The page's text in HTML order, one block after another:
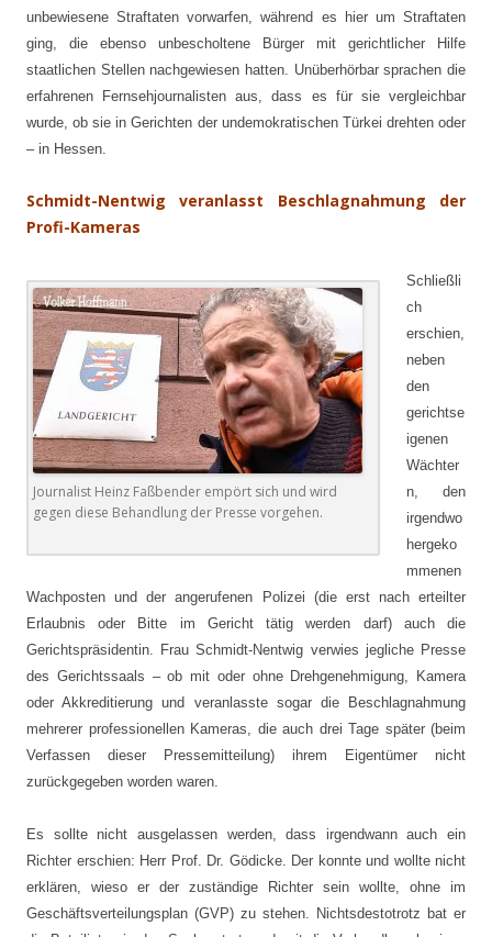
unbewiesene Straftaten vorwarfen, während es hier um Straftaten
ging, die ebenso unbescholtene Bürger mit gerichtlicher Hilfe
staatlichen Stellen nachgewiesen hatten. Unüberhörbar sprachen die
erfahrenen Fernsehjournalisten aus, dass es für sie vergleichbar
wurde, ob sie in Gerichten der undemokratischen Türkei drehten oder
– in Hessen.
Schmidt-Nentwig veranlasst Beschlagnahmung der
Profi-Kameras
Journalist Heinz Faßbender empört sich und wird
gegen diese Behandlung der Presse vorgehen.
Schließli
ch
erschien,
neben
den
gerichtse
igenen
Wächter
n, den
irgendwo
hergeko
mmenen
Wachposten und der angerufenen Polizei (die erst nach erteilter
Erlaubnis oder Bitte im Gericht tätig werden darf) auch die
Gerichtspräsidentin. Frau Schmidt-Nentwig verwies jegliche Presse
des Gerichtssaals – ob mit oder ohne Drehgenehmigung, Kamera
oder Akkreditierung und veranlasste sogar die Beschlagnahmung
mehrerer professionellen Kameras, die auch drei Tage später (beim
Verfassen dieser Pressemitteilung) ihrem Eigentümer nicht
zurückgegeben worden waren.
Es sollte nicht ausgelassen werden, dass irgendwann auch ein
Richter erschien: Herr Prof. Dr. Gödicke. Der konnte und wollte nicht
erklären, wieso er der zuständige Richter sein wollte, ohne im
Geschäftsverteilungsplan (GVP) zu stehen. Nichtsdestotrotz bat er